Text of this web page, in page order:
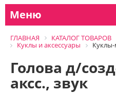
Меню
ГЛАВНАЯ КАТАЛОГ ТОВАРОВ
Куклы и аксессуары
Голова д/
аксс., звук